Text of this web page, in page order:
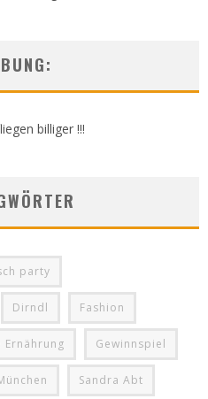
billiger !!!
party
Dirndl Fashion
Ernährung Gewinnspiel
Sandra Abt